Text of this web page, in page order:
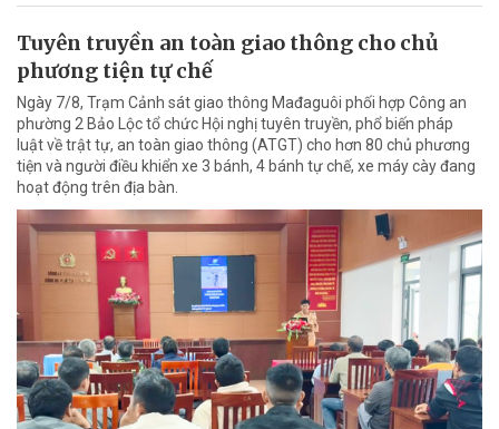
Tuyên truyền an toàn giao thông cho chủ
phương tiện tự chế
Ngày 7/8, Trạm Cảnh sát giao thông Mađaguôi phối hợp Công an
phường 2 Bảo Lộc tổ chức Hội nghị tuyên truyền, phổ biến pháp
luật về trật tự, an toàn giao thông (ATGT) cho hơn 80 chủ phương
tiện và người điều khiển xe 3 bánh, 4 bánh tự chế, xe máy cày đang
hoạt động trên địa bàn.